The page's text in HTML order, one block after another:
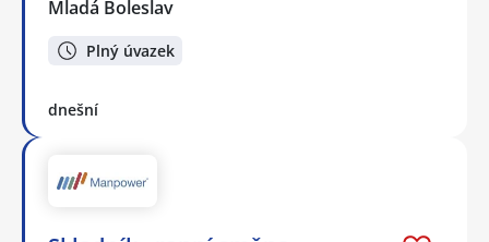
Mladá Boleslav
Plný úvazek
dnešní